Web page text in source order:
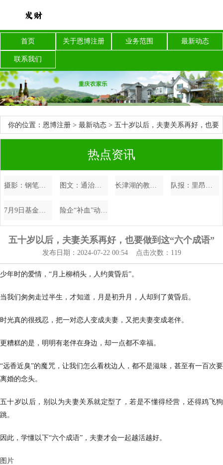
首页 关于恩博注册 业务范围 最新动态
联系我们
你的位置： 恩博注册 > 最新动态 > 五十岁以后，夫妻关系再好，也要
热点资讯
摄影：钢笔行书妙贴-9（一页32字） 图文：通治腰腿痛颈椎病等风湿骨病神方 长津湖的教训：宋时轮悲痛欲绝，张仁初做检查，吴大林差点被枪毙 队报：里昂欧冠资格岌岌可危，内部管理混乱+财政已接近崩盘
7月9日基金净值：长城产业趋势混合A最新净值0.6989 险企“补血”动作频频 年内发债规模超450亿元
五十岁以后，夫妻关系再好，也要做到这“六个成语”
发布日期：2024-07-22 00:54 点击次数：119
少年时的爱情，“月上柳梢头，人约黄昏后”。
当我们匆匆走过半生，才知道，月是初升月，人却到了黄昏后。
时光真的很残忍，把一对恋人变成夫妻，又把夫妻变成老伴。
更糟糕的是，明明有老伴在身边，却一点都不幸福。
“远香近臭”的魔咒，让我们怎么看枕边人，都不是滋味，甚至有一百次要
离婚的念头。
五十岁以后，别以为夫妻关系就定型了，若是不懂得经营，还得鸡飞狗
跳。
因此，学懂以下“六个成语”，夫妻才会一起越活越好。
图片